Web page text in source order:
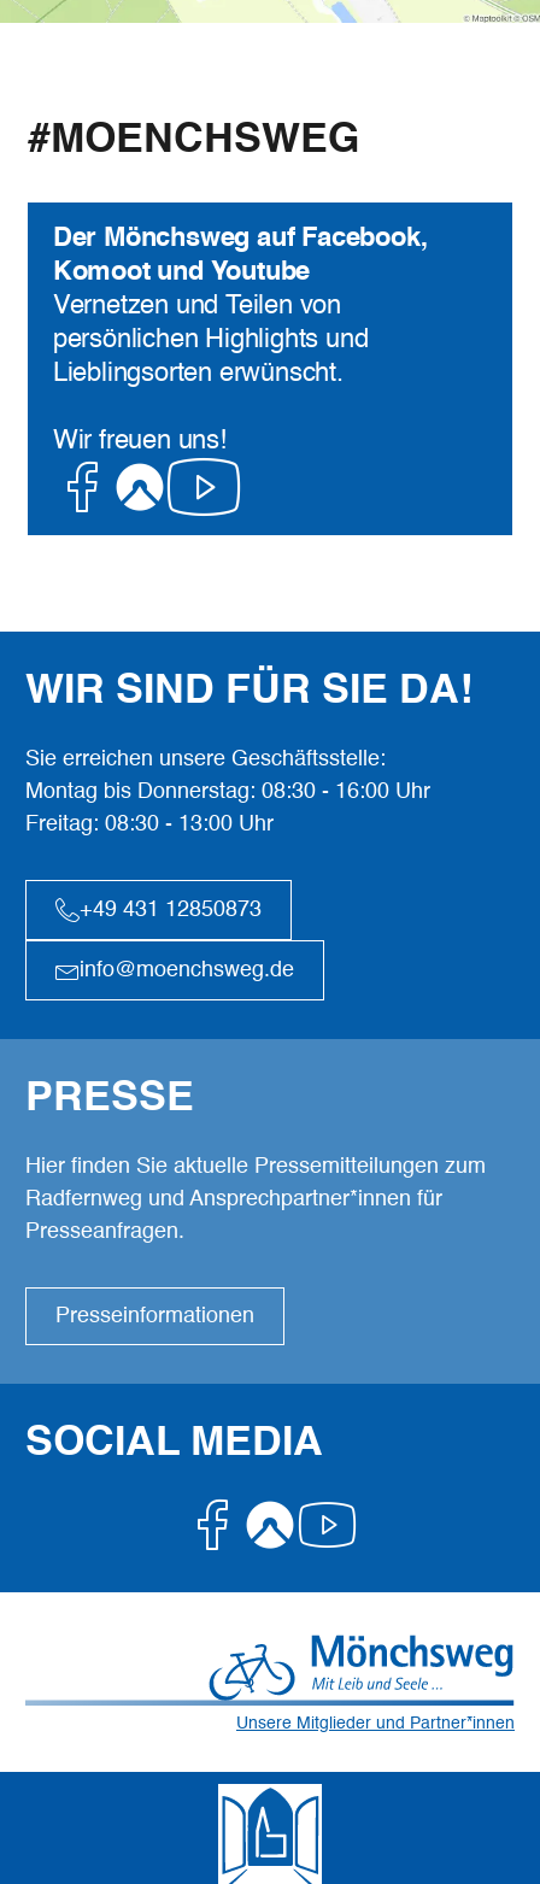
#MOENCHSWEG
Der Mönchsweg auf Facebook,
Komoot und Youtube
Vernetzen und Teilen von
persönlichen Highlights und
Lieblingsorten erwünscht.
Wir freuen uns!
Facebook
KomootYoutube
WIR SIND FÜR SIE DA!
Sie erreichen unsere Geschäftsstelle:
Montag bis Donnerstag: 08:30 - 16:00 Uhr
Freitag: 08:30 - 13:00 Uhr
+49 431 12850873
info@moenchsweg.de
PRESSE
Hier finden Sie aktuelle Pressemitteilungen zum
Radfernweg und Ansprechpartner*innen für
Presseanfragen.
Presseinformationen
SOCIAL MEDIA
Facebook
Komoot
Youtube
Unsere Mitglieder und Partner*innen